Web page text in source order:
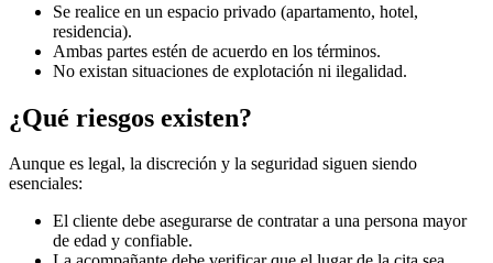
Se realice en un espacio privado (apartamento, hotel,
residencia).
Ambas partes estén de acuerdo en los términos.
No existan situaciones de explotación ni ilegalidad.
¿Qué riesgos existen?
Aunque es legal, la discreción y la seguridad siguen siendo
esenciales:
El cliente debe asegurarse de contratar a una persona mayor
de edad y confiable.